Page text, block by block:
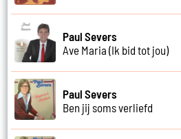
Paul Severs
Ave Maria (Ik bid tot jou)
Paul Severs
Ben jij soms verliefd